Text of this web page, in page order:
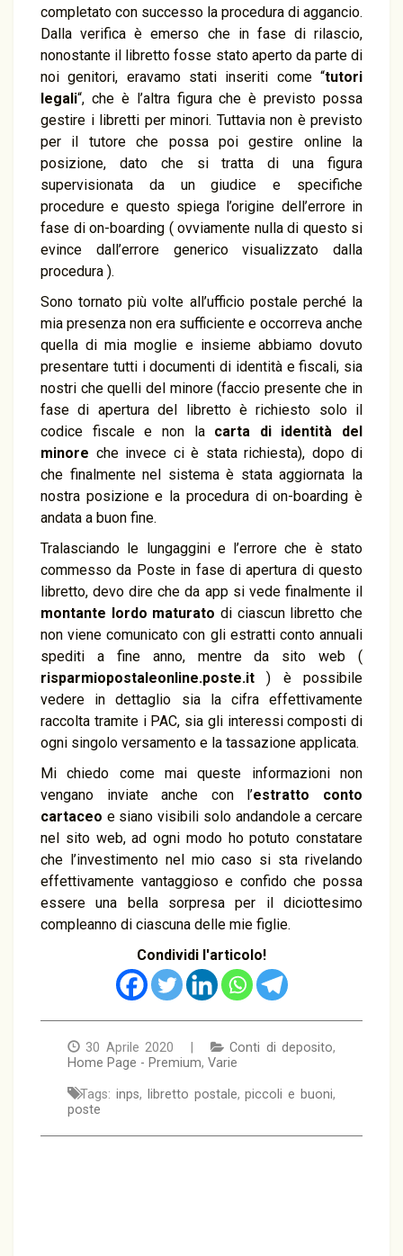
completato con successo la procedura di aggancio.
Dalla verifica è emerso che in fase di rilascio,
nonostante il libretto fosse stato aperto da parte di
noi genitori, eravamo stati inseriti come “tutori
legali“, che è l’altra figura che è previsto possa
gestire i libretti per minori. Tuttavia non è previsto
per il tutore che possa poi gestire online la
posizione, dato che si tratta di una figura
supervisionata da un giudice e specifiche
procedure e questo spiega l’origine dell’errore in
fase di on-boarding ( ovviamente nulla di questo si
evince dall’errore generico visualizzato dalla
procedura ).
Sono tornato più volte all’ufficio postale perché la
mia presenza non era sufficiente e occorreva anche
quella di mia moglie e insieme abbiamo dovuto
presentare tutti i documenti di identità e fiscali, sia
nostri che quelli del minore (faccio presente che in
fase di apertura del libretto è richiesto solo il
codice fiscale e non la carta di identità del
minore che invece ci è stata richiesta), dopo di
che finalmente nel sistema è stata aggiornata la
nostra posizione e la procedura di on-boarding è
andata a buon fine.
Tralasciando le lungaggini e l’errore che è stato
commesso da Poste in fase di apertura di questo
libretto, devo dire che da app si vede finalmente il
montante lordo maturato di ciascun libretto che
non viene comunicato con gli estratti conto annuali
spediti a fine anno, mentre da sito web (
risparmiopostaleonline.poste.it ) è possibile
vedere in dettaglio sia la cifra effettivamente
raccolta tramite i PAC, sia gli interessi composti di
ogni singolo versamento e la tassazione applicata.
Mi chiedo come mai queste informazioni non
vengano inviate anche con l’estratto conto
cartaceo e siano visibili solo andandole a cercare
nel sito web, ad ogni modo ho potuto constatare
che l’investimento nel mio caso si sta rivelando
effettivamente vantaggioso e confido che possa
essere una bella sorpresa per il diciottesimo
compleanno di ciascuna delle mie figlie.
Condividi l'articolo!
30 Aprile 2020 | Conti di deposito,
Home Page - Premium, Varie
Tags: inps, libretto postale,piccoli e buoni,
poste